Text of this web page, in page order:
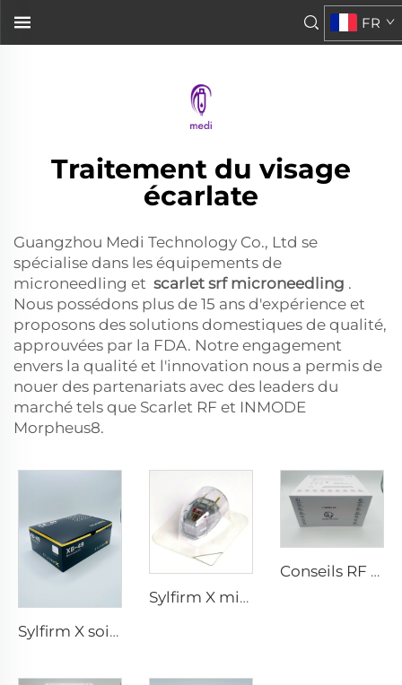
. W...">
FR
Traitement du visage
écarlate
Guangzhou Medi Technology Co., Ltd se
spécialise dans les équipements de
microneedling et scarlet srf microneedling .
Nous possédons plus de 15 ans d'expérience et
proposons des solutions domestiques de qualité,
approuvées par la FDA. Notre engagement
envers la qualité et l'innovation nous a permis de
nouer des partenariats avec des leaders du
marché tels que Scarlet RF et INMODE
Morpheus8.
Sylfirm X soins de la peau par microneedling rf embouts Sylfirm X XB-49
Sylfirm X microneedling rf tip Sylfirm X XE-25 cartouche de Viol
Conseils RF pixel8